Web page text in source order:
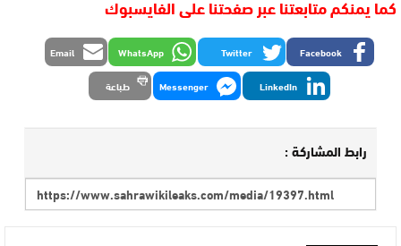
كما يمنكم متابعتنا عبر صفحتنا على الفايسبوك
Facebook
Twitter
WhatsApp
Email
LinkedIn
Messenger طباعة
رابط المشاركة :